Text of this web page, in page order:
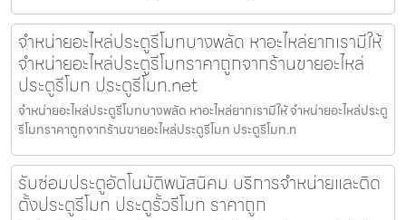
จำหน่ายอะไหล่ประตูรีโมทบางพลัด หาอะไหล่ยากเรามีให้
จำหน่ายอะไหล่ประตูรีโมทราคาถูกจากร้านขายอะไหล่
ประตูรีโมท ประตูรีโมท.net
จำหน่ายอะไหล่ประตูรีโมทบางพลัด หาอะไหล่ยากเรามีให้ จำหน่ายอะไหล่ประตู
รีโมทราคาถูกจากร้านขายอะไหล่ประตูรีโมท ประตูรีโมท.n
รับซ่อมประตูอัตโนมัติพนัสนิคม บริการจำหน่ายและติด
ตั้งประตูรีโมท ประตูรั้วรีโมท ราคาถูก